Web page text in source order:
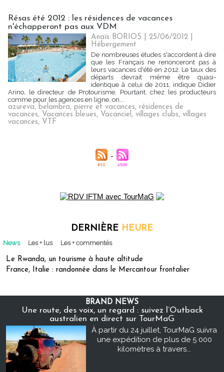
Résas été 2012 : les résidences de vacances
n'échapperont pas aux VDM
Anaïs BORIOS | 25/06/2012
Hébergement
De nombreuses études s'accordent à dire
que les Français ne renonceront pas à
leurs vacances d'été en 2012. Le taux des
départs devrait même être quasi-
identique à celui de 2011, indique Didier
Arino, le directeur de Protourisme. Pourtant, chez les producteurs
comme pour les agences en ligne, on...
azureva, belambra, pierre et vacances, résidences de
vacances, Vacances bleues, Vacanciel, villages clubs, villages
vacances, VTF
DERNIÈRE HEURE
News Les + lus Les + commentés
Le Rwanda, un tourisme à haute altitude
France, Italie : randonnée dans le Mercantour frontalier
BRAND NEWS
Une route, des voix, un regard : suivez l’Outback
australien en direct sur TourMaG
À partir du 24 juillet, TourMaG suivra
une expédition de plus de 5 000
kilomètres à travers...